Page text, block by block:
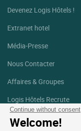
Continue without consent
Welcome!
Devenez Logis Hôtels !
Extranet hotel
Média-Presse
Nous Contacter
Affaires & Groupes
Logis Hôtels Recrute